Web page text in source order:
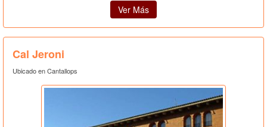
Ver Más
Cal Jeroni
Ubicado en Cantallops